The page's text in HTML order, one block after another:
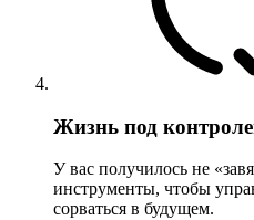
Жизнь под
У вас получилось не
инструменты, чтобы
сорваться в будущем.